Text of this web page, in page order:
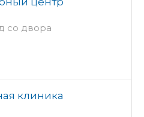
со двора
клиника